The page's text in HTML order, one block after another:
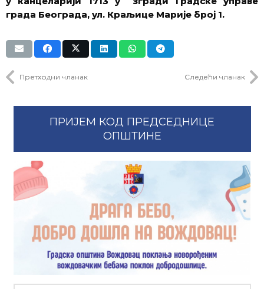
града Београда, ул. Краљице Марије број 1.
Претходни чланак Следећи чланак
ПРИЈЕМ КОД ПРЕДСЕДНИЦЕ
ОПШТИНЕ